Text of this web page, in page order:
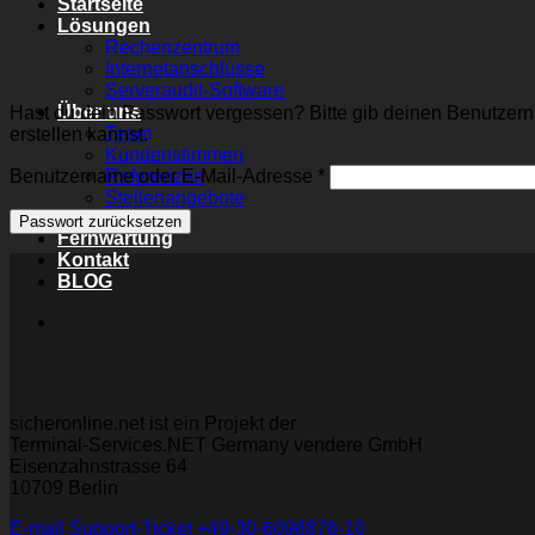
Startseite
Lösungen
Rechenzentrum
Internetanschlüsse
Serveraudit-Software
Über uns
Team
Kundenstimmen
Referenzen
Stellenangebote
Fernwartung
Kontakt
BLOG
Hast du dein Passwort vergessen? Bitte gib deinen
erstellen kannst.
Benutzername oder E-Mail-Adresse *Erforderlich
Passwort zurücksetzen
sicheronline.net ist ein Projekt der
Terminal-Services.NET Germany vendere GmbH
Eisenzahnstrasse 64
10709 Berlin
E-mail Support-Ticket +49-30-6098878-10